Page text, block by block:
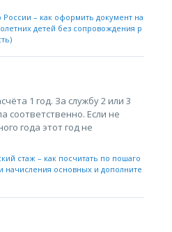
– как оформить документ на
детей без сопровождения р
1 год. За службу 2 или 3
соответственно. Если не
года этот год не
стаж – как посчитать по пошаго
начисления основных и дополните